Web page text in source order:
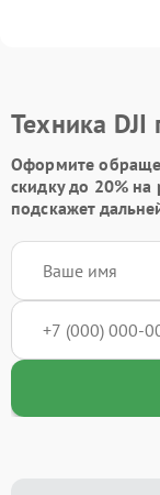
Техника DJI
Оформите
скидку до 20%на
подскажет